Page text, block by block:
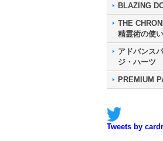
BLAZING
THE
精霊術の使
アドバンス
ジ・ハーツ
PREMIUM
Tweets by